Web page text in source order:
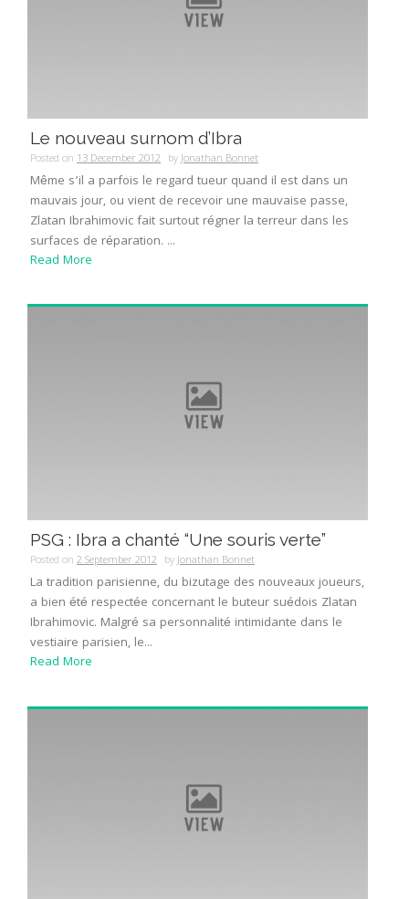
Le nouveau surnom d’Ibra
Posted on 13 December 2012 byJonathan Bonnet
Même s’il a parfois le regard tueur quand il est dans un
mauvais jour, ou vient de recevoir une mauvaise passe,
Zlatan Ibrahimovic fait surtout régner la terreur dans les
surfaces de réparation. ...
Read More
PSG : Ibra a chanté “Une souris verte”
Posted on 2 September 2012 byJonathan Bonnet
La tradition parisienne, du bizutage des nouveaux joueurs,
a bien été respectée concernant le buteur suédois Zlatan
Ibrahimovic. Malgré sa personnalité intimidante dans le
vestiaire parisien, le...
Read More